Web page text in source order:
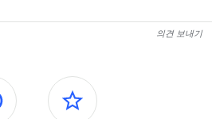
의견 보내기